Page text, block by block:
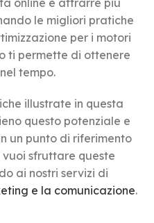
online e attrarre più
le migliori pratiche
per i motori
ti permette di ottenere
tempo.
illustrate in questa
questo potenziale e
un punto di riferimento
vuoi sfruttare queste
ai nostri servizi di
e la comunicazione.